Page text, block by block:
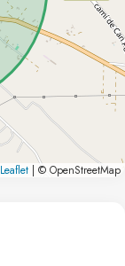
Leaflet | © OpenStreetMap